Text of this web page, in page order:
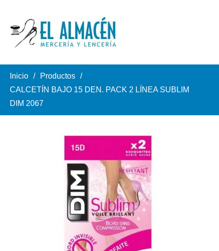
Inicio
Productos
CALCETÍN BAJO 15 DEN. PACK 2 LÍNEA SUBLIM
DIM 2067